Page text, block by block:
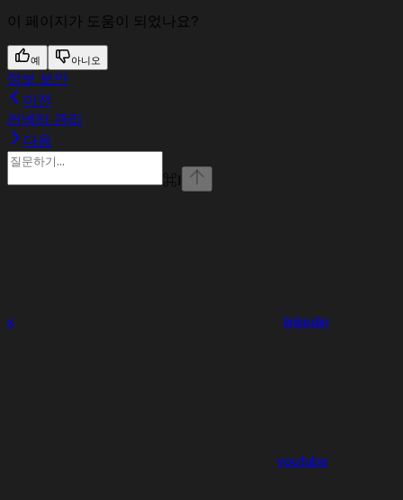
이 페이지가 도움이 되었나요?
예 아니오
정보 보안
이전
커넥터 관리
다음
I
x linkedin
youtube